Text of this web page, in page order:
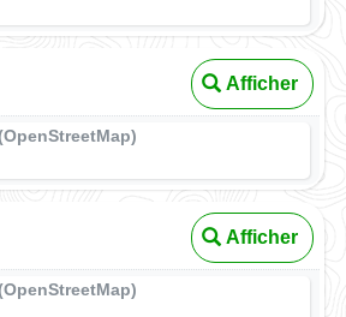
Afficher
Afficher